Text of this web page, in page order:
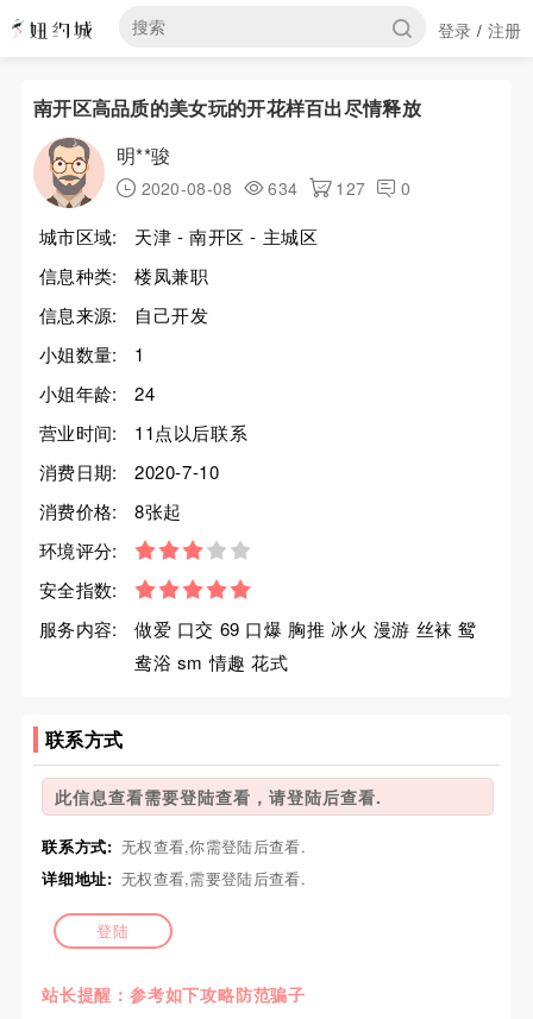
登录 / 注册
南开区高品质的美女玩的开花样百出尽情释放
明**骏
2020-08-08 634 127 0
城市区域:
天津 - 南开区 - 主城区
信息种类:
楼凤兼职
信息来源:
自己开发
小姐数量:
1
小姐年龄:
24
营业时间:
11点以后联系
消费日期:
2020-7-10
消费价格:
8张起
环境评分:
安全指数:
服务内容:
做爱 口交 69 口爆 胸推 冰火 漫游 丝袜 鸳
鸯浴 sm 情趣 花式
联系方式
此信息查看需要登陆查看，请登陆后查看.
联系方式: 无权查看,你需登陆后查看.
详细地址: 无权查看,需要登陆后查看.
登陆
站长提醒：参考如下攻略防范骗子